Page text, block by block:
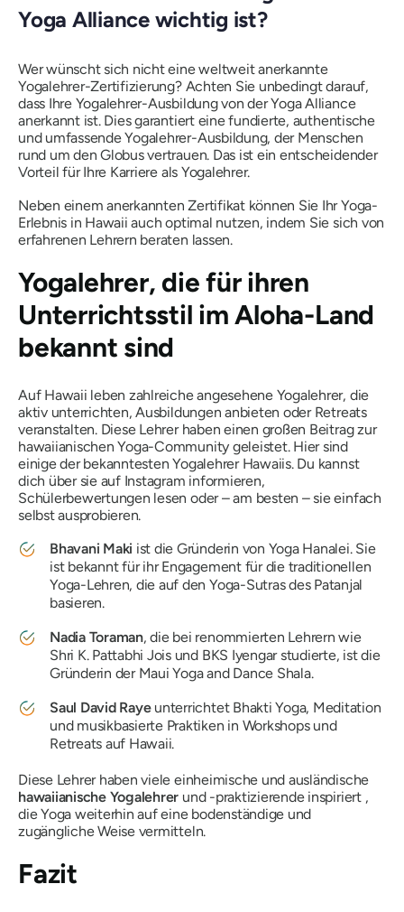
Yoga Alliance wichtig ist?
Wer wünscht sich nicht eine weltweit anerkannte
Yogalehrer-Zertifizierung? Achten Sie unbedingt darauf,
dass Ihre Yogalehrer-Ausbildung von der Yoga Alliance
anerkannt ist. Dies garantiert eine fundierte, authentische
und umfassende Yogalehrer-Ausbildung, der Menschen
rund um den Globus vertrauen. Das ist ein entscheidender
Vorteil für Ihre Karriere als Yogalehrer.
Neben einem anerkannten Zertifikat können Sie Ihr Yoga-
Erlebnis in Hawaii auch optimal nutzen, indem Sie sich von
erfahrenen Lehrern beraten lassen.
Yogalehrer, die für ihren
Unterrichtsstil im Aloha-Land
bekannt sind
Auf Hawaii leben zahlreiche angesehene Yogalehrer, die
aktiv unterrichten, Ausbildungen anbieten oder Retreats
veranstalten. Diese Lehrer haben einen großen Beitrag zur
hawaiianischen Yoga-Community geleistet. Hier sind
einige der bekanntesten Yogalehrer Hawaiis. Du kannst
dich über sie auf Instagram informieren,
Schülerbewertungen lesen oder – am besten – sie einfach
selbst ausprobieren.
Bhavani Maki ist die Gründerin von Yoga Hanalei. Sie
ist bekannt für ihr Engagement für die traditionellen
Yoga-Lehren, die auf den Yoga-Sutras des Patanjal
basieren.
Nadia Toraman, die bei renommierten Lehrern wie
Shri K. Pattabhi Jois und BKS Iyengar studierte, ist die
Gründerin der Maui Yoga and Dance Shala.
Saul David Rayeunterrichtet Bhakti Yoga, Meditation
und musikbasierte Praktiken in Workshops und
Retreats auf Hawaii.
Diese Lehrer haben viele einheimische und ausländische
hawaiianische Yogalehrer und -praktizierende inspiriert ,
die Yoga weiterhin auf eine bodenständige und
zugängliche Weise vermitteln.
Fazit